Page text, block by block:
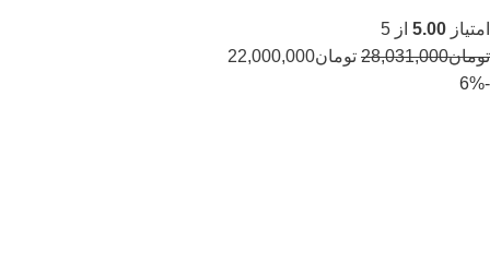
امتیاز 5.00 از 5
تومان28,031,000 تومان22,000,000
-6%